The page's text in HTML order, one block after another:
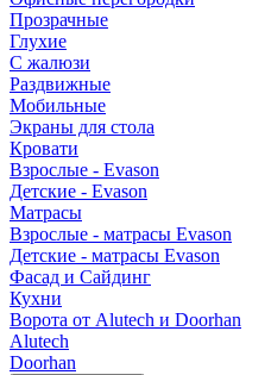
Прозрачные
Глухие
С жалюзи
Раздвижные
Мобильные
Экраны для стола
Кровати
Взрослые - Evason
Детские - Evason
Матрасы
Взрослые - матрасы Evason
Детские - матрасы Evason
Фасад и Сайдинг
Кухни
Ворота от Alutech и Doorhan
Alutech
Doorhan